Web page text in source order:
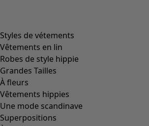
Styles de vétements
Vêtements en lin
Robes de style hippie
Grandes Tailles
À fleurs
Vêtements hippies
Une mode scandinave
Superpositions